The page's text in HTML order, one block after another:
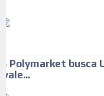
Polymarket busca
vale...